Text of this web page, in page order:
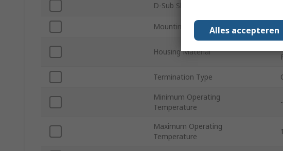
D-Sub Shell Size
Mounting Hardware
Housing Material
Termination Type
Minimum Operating
Temperature
Maximum Operating
Temperature
Alles accepteren